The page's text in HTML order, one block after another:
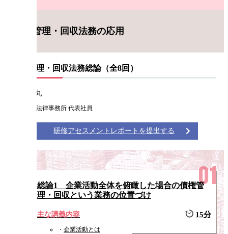
債権管理・回収法務の応用
債権管理・回収法務総論（全8回）
畑中 鐵丸
畑中鐵丸法律事務所 代表社員
研修アセスメントレポートを提出する
総論1 企業活動全体を俯瞰した場合の債権管
理・回収という業務の位置づけ
主な講義内容 15分
企業活動とは